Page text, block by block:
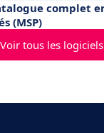
complet
(MSP)
Voir tous les logiciels